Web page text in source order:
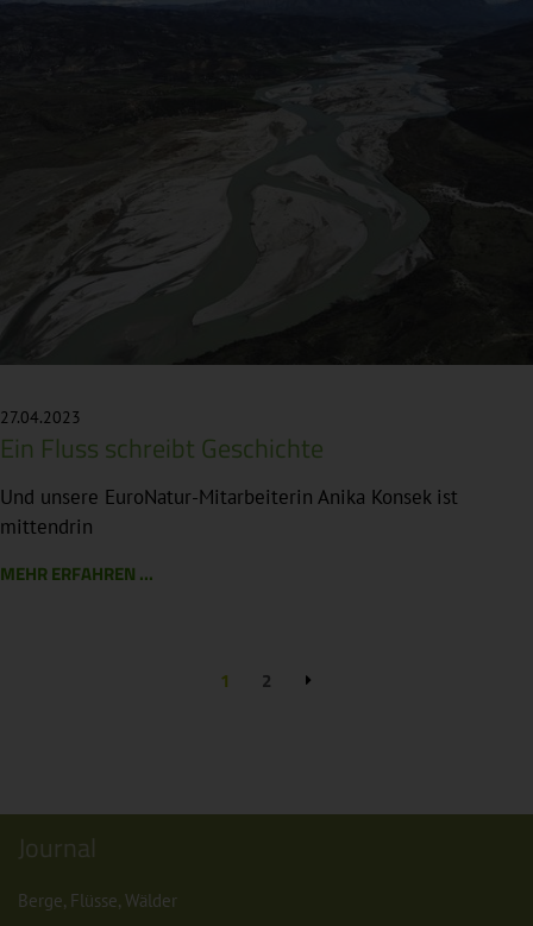
27.04.2023
Ein Fluss schreibt Geschichte
Und unsere EuroNatur-Mitarbeiterin Anika Konsek ist
mittendrin
MEHR ERFAHREN ...
1 2
Journal
Berge, Flüsse, Wälder